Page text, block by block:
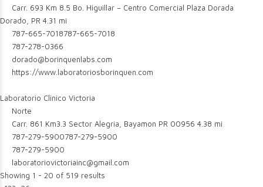
Carr. 693 Km 8.5 Bo. Higuillar – Centro Comercial Plaza Dorada
Dorado, PR 4.31 mi
787-665-7018787-665-7018
787-278-0366
dorado@borinquenlabs.com
https://www.laboratoriosborinquen.com
Laboratorio Clinico Victoria
Norte
Carr. 861 Km3.3 Sector Alegria, Bayamon PR 00956 4.38 mi
787-279-5900787-279-5900
787-279-5900
laboratoriovictoriainc@gmail.com
Showing 1 - 20 of 519 results